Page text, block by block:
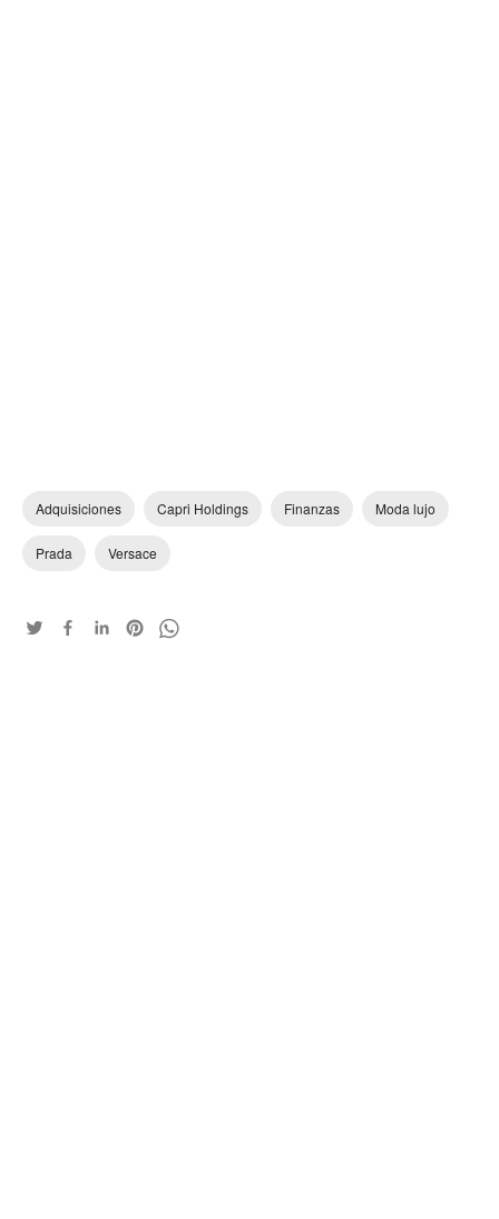
Adquisiciones Capri Holdings Finanzas Moda lujo
Prada Versace